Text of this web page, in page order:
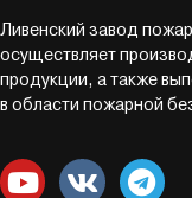
Ливенский завод
осуществляет
продукции, а также
в области пожарной